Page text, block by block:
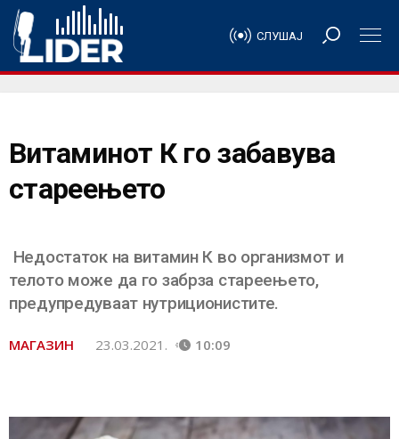
СЛУШАЈ
Витаминот К го забавува
стареењето
Недостаток на витамин К во организмот и
телото може да го забрза стареењето,
предупредуваат нутриционистите.
МАГАЗИН 23.03.2021. 10:09